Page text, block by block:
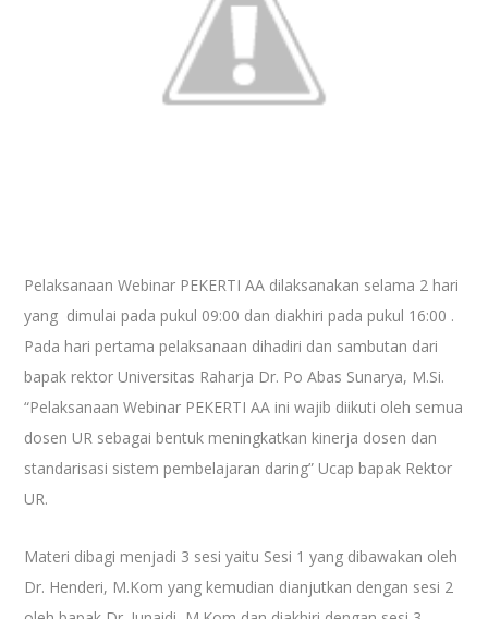
Pelaksanaan Webinar PEKERTI AA dilaksanakan selama 2 hari
yang dimulai pada pukul 09:00 dan diakhiri pada pukul 16:00 .
Pada hari pertama pelaksanaan dihadiri dan sambutan dari
bapak rektor Universitas Raharja Dr. Po Abas Sunarya, M.Si.
“Pelaksanaan Webinar PEKERTI AA ini wajib diikuti oleh semua
dosen UR sebagai bentuk meningkatkan kinerja dosen dan
standarisasi sistem pembelajaran daring” Ucap bapak Rektor
UR.
Materi dibagi menjadi 3 sesi yaitu Sesi 1 yang dibawakan oleh
Dr. Henderi, M.Kom yang kemudian dianjutkan dengan sesi 2